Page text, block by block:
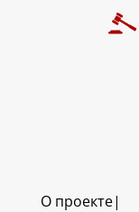
О проекте